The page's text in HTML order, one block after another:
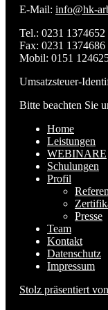
E-Mail: info@hk-
Tel.: 0231 1374652
Fax: 0231 1374686
Mobil: 0151
Umsatzsteuer-
Bitte beachten Sie
Home
Leistungen
WEBINARE
Schulungen
Profil
Presse
Team
Kontakt
Datenschutz
Impressum
Stolz präsentiert